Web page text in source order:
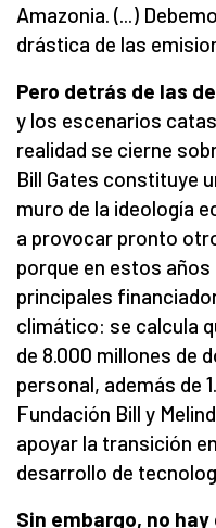
Amazonia. (...)
drástica de las
Pero detrás de las
y los escenarios
realidad se cierne
Bill Gates constituye
muro de la ideología
a provocar pronto
porque en estos años
principales
climático: se calcula
de 8.000 millones de
personal, además de
Fundación Bill y
apoyar la transición
desarrollo de
Sin embargo, no